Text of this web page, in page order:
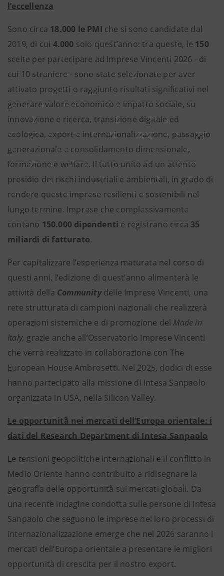
l’eccellenza
Sono circa 18.000 le PMI che si sono candidate dal
2019, di cui 4.000 solo quest’anno: tra queste, le 150
scelte per partecipare ad Imprese Vincenti 2026 - di
cui 10 straniere - sono state selezionate per aver
attivato progetti o raggiunto risultati significativi nel
generare valore economico e impatto sociale, su
innovazione e ricerca, transizione digitale ed
ecologica, export e internazionalizzazione, passaggio
generazionale e consolidamento dimensionale,
formazione e welfare. Il tutto unito ad un attento
presidio dei rischi industriali e ambientali, in grado di
rendere queste imprese resilienti e sostenibili nel
lungo termine. Imprese che complessivamente
contano 150.000 dipendenti e registrano circa 35
miliardi di fatturato.
Per capitalizzare l’esperienza maturata nel corso di
questi anni, l’edizione di quest’anno alimenterà le
attività della Communitydelle Imprese Vincenti, una
rete strutturata di campioni nazionali che realizzerà
operazioni sistemiche e di promozione del Made in
Italy, grazie anche all’Osservatorio Imprese Vincenti
che verrà realizzato in collaborazione con The
European House Ambrosetti. Nel 2025, dodici di esse
hanno partecipato alla missione di Intesa Sanpaolo
organizzata in USA, nella Silicon Valley.
Le opportunità nei mercati dell’Europa orientale: i
dati del Research Department di Intesa Sanpaolo
Le tensioni geopolitiche internazionali e il conflitto in
Medio Oriente hanno contribuito a ridisegnare la
geografia delle opportunità sui mercati globali. Da
una recente indagine condotta sulle persone di Intesa
Sanpaolo che seguono le imprese nei loro processi di
internazionalizzazione emerge che nel 2026 saranno i
mercati dell’Europa orientale a presentare le migliori
opportunità di crescita per il nostro export.